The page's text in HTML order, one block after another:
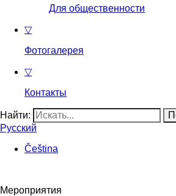
Для общественности
▽
Фотогалерея
▽
Контакты
Найти:
Русский
Čeština
Мероприятия